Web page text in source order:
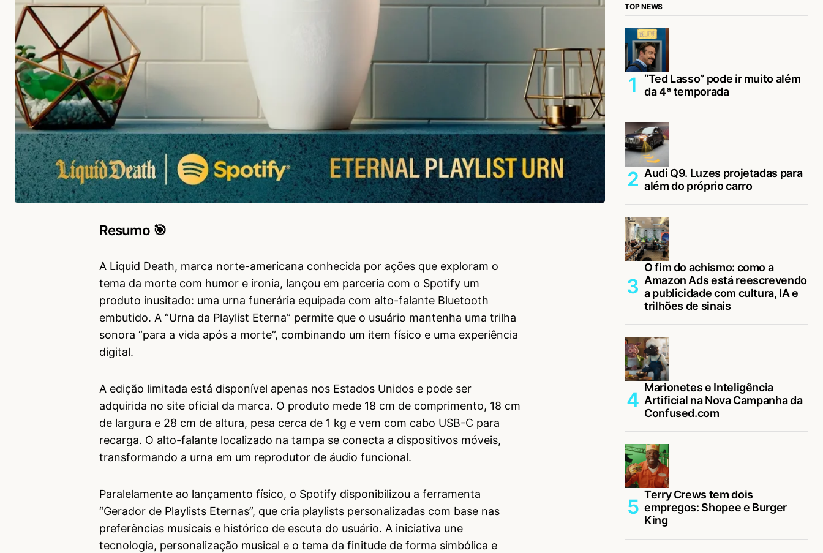
Resumo 🎯
A Liquid Death, marca norte-americana conhecida por ações que exploram o
tema da morte com humor e ironia, lançou em parceria com o Spotify um
produto inusitado: uma urna funerária equipada com alto-falante Bluetooth
embutido. A “Urna da Playlist Eterna” permite que o usuário mantenha uma trilha
sonora “para a vida após a morte”, combinando um item físico e uma experiência
digital.
A edição limitada está disponível apenas nos Estados Unidos e pode ser
adquirida no site oficial da marca. O produto mede 18 cm de comprimento, 18 cm
de largura e 28 cm de altura, pesa cerca de 1 kg e vem com cabo USB-C para
recarga. O alto-falante localizado na tampa se conecta a dispositivos móveis,
transformando a urna em um reprodutor de áudio funcional.
Paralelamente ao lançamento físico, o Spotify disponibilizou a ferramenta
“Gerador de Playlists Eternas”, que cria playlists personalizadas com base nas
preferências musicais e histórico de escuta do usuário. A iniciativa une
tecnologia, personalização musical e o tema da finitude de forma simbólica e
TOP NEWS
“Ted Lasso” pode ir muito além
da 4ª temporada
Audi Q9. Luzes projetadas para
além do próprio carro
O fim do achismo: como a
Amazon Ads está reescrevendo
a publicidade com cultura, IA e
trilhões de sinais
Marionetes e Inteligência
Artificial na Nova Campanha da
Confused.com
Terry Crews tem dois
empregos: Shopee e Burger
King